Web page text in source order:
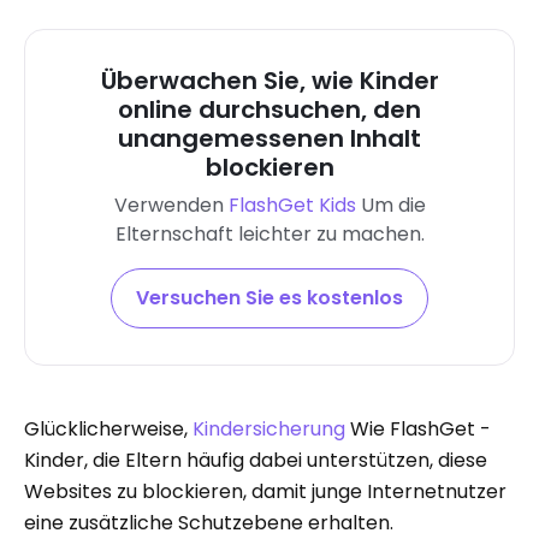
Überwachen Sie, wie Kinder
online durchsuchen, den
unangemessenen Inhalt
blockieren
Verwenden FlashGet Kids Um die
Elternschaft leichter zu machen.
Versuchen Sie es kostenlos
Glücklicherweise, Kindersicherung Wie FlashGet -
Kinder, die Eltern häufig dabei unterstützen, diese
Websites zu blockieren, damit junge Internetnutzer
eine zusätzliche Schutzebene erhalten.